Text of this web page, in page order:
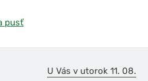
pusť
U Vás v utorok 11. 08.